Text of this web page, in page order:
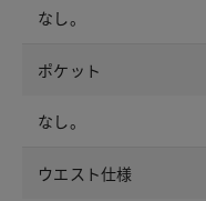
なし。
ポケット
なし。
ウエスト仕様